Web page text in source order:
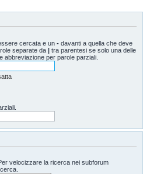
cercata e un - davanti a quella che deve
separate da | tra parentesi se solo una delle
per parole parziali.
velocizzare la ricerca nei subforum